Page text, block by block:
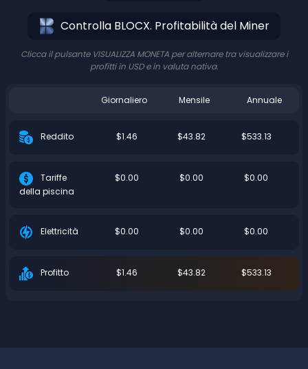
Controlla BLOCX. Profitabilità del Miner
Clicca il pulsante VISUALIZZA MONETA per alternare tra visualizzare i
profitti in USD e in valuta nativa.
Giornaliero Mensile Annuale
Reddito $1.46 $43.82 $533.13
Tariffe
della piscina
$0.00 $0.00 $0.00
Elettricità $0.00 $0.00 $0.00
Profitto $1.46 $43.82 $533.13